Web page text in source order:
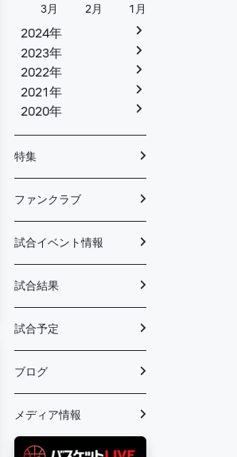
3月
2月 1月
2024年
2023年
2022年
2021年
2020年
特集
ファンクラブ
試合イベント情報
試合結果
試合予定
ブログ
メディア情報